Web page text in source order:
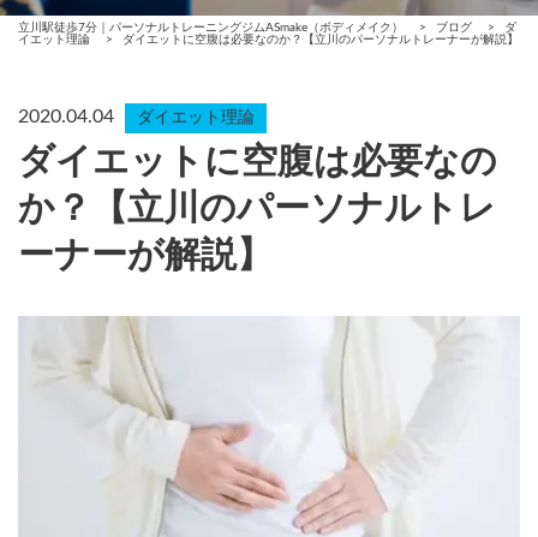
立川駅徒歩7分｜パーソナルトレーニングジムASmake（ボディメイク） > ブログ >
ダ
イエット理論
> ダイエットに空腹は必要なのか？【立川のパーソナルトレーナーが解説】
2020.04.04 ダイエット理論
ダイエットに空腹は必要なの
か？【立川のパーソナルトレ
ーナーが解説】